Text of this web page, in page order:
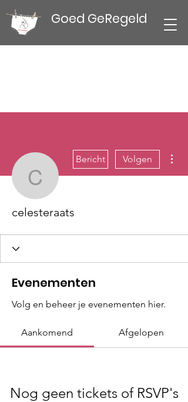
Goed GeRegeld
celesteraats
Bericht Volgen
celesteraats
Evenementen
Volg en beheer je evenementen hier.
Aankomend Afgelopen
Nog geen tickets of RSVP's